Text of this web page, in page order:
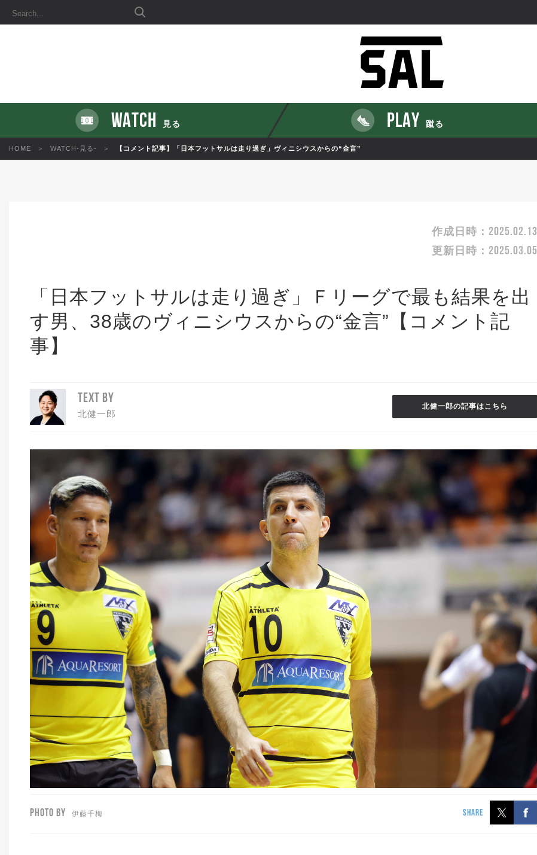
WATCH 見る PLAY 蹴る
HOME WATCH-見る- 【コメント記事】「日本フットサルは走り過ぎ」ヴィニシウスからの“金言”
作成日時： 2025.02.13
更新日時： 2025.03.05
「日本フットサルは走り過ぎ」Ｆリーグで最も結果を出
す男、38歳のヴィニシウスからの“金言”【コメント記
事】
TEXT BY
北健一郎
北健一郎の記事はこちら
PHOTO BY 伊藤千梅 SHARE